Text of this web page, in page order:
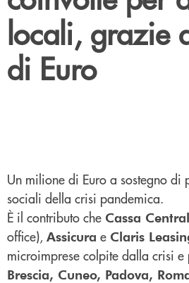
locali, grazie
di Euro
Un milione di Euro a sostegno di
sociali della crisi pandemica.
È il contributo che Cassa
office), Assicura e Claris
microimprese colpite dalla crisi
Brescia, Cuneo, Padova,